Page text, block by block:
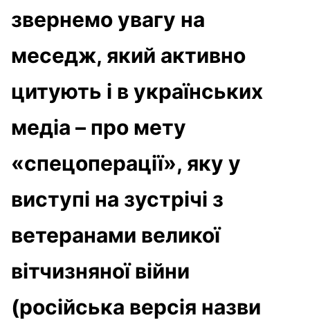
звернемо увагу на
меседж, який активно
цитують і в українських
медіа – про мету
«спецоперації», яку у
виступі на зустрічі з
ветеранами великої
вітчизняної війни
(російська версія назви